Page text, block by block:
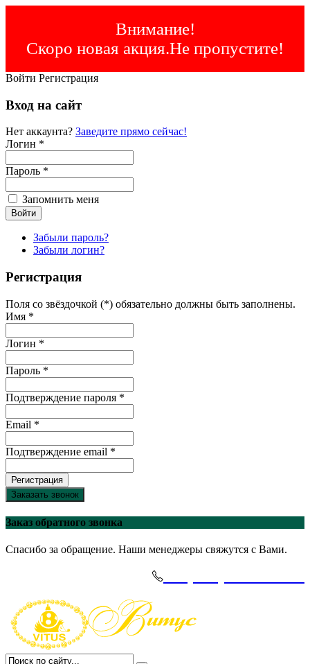
Внимание!
Скоро новая акция.Не пропустите!
Войти Регистрация
Вход на сайт
Нет аккаунта? Заведите прямо сейчас!
Логин *
Пароль *
Запомнить меня
Забыли пароль?
Забыли логин?
Регистрация
Поля со звёздочкой (*) обязательно должны быть заполнены.
Имя *
Логин *
Пароль *
Подтверждение пароля *
Email *
Подтверждение email *
Регистрация
Заказать звонок
Заказ обратного звонка
Спасибо за обращение. Наши менеджеры свяжутся с Вами.